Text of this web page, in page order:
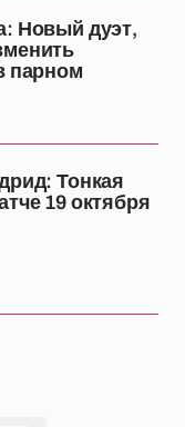
Новый дуэт,
парном
Тонкая
19 октября